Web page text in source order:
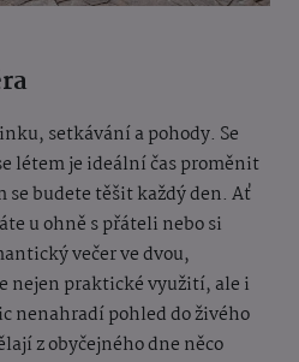
setkávání a pohody. Se
létem je ideální čas proměnit
se budete těšit každý den. Ať
u ohně s přáteli nebo si
večer ve dvou,
nejen praktické využití, ale i
nenahradí pohled do živého
z obyčejného dne něco